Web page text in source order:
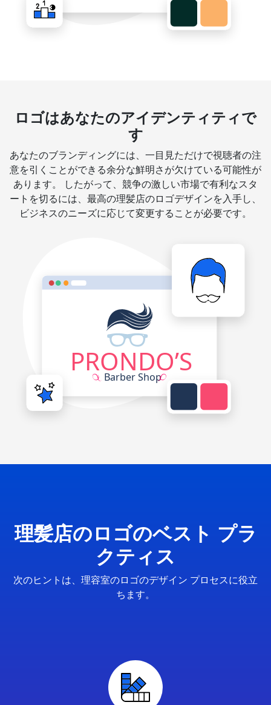
ロゴはあなたのアイデンティティで
す
あなたのブランディングには、一目見ただけで視聴者の注
意を引くことができる余分な鮮明さが欠けている可能性が
あります。 したがって、競争の激しい市場で有利なスタ
ートを切るには、最高の理髪店のロゴデザインを入手し、
ビジネスのニーズに応じて変更することが必要です。
理髪店のロゴのベスト プラ
クティス
次のヒントは、理容室のロゴのデザイン プロセスに役立
ちます。